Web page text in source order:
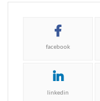
facebook
linkedin